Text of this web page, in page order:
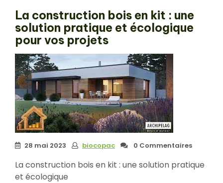
La construction bois en kit : une
solution pratique et écologique
pour vos projets
28 mai 2023 biocopac 0 Commentaires
La construction bois en kit : une solution pratique
et écologique